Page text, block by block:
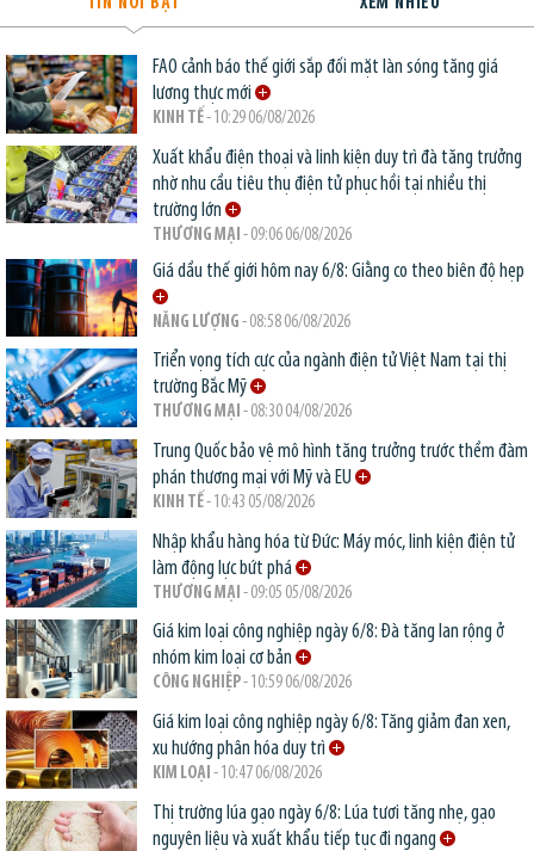
TIN NỔI BẬT XEM NHIỀU
FAO cảnh báo thế giới sắp đối mặt làn sóng tăng giá
lương thực mới
KINH TẾ- 10:29 06/08/2026
Xuất khẩu điện thoại và linh kiện duy trì đà tăng trưởng
nhờ nhu cầu tiêu thụ điện tử phục hồi tại nhiều thị
trường lớn
THƯƠNG MẠI - 09:06 06/08/2026
Giá dầu thế giới hôm nay 6/8: Giằng co theo biên độ hẹp
NĂNG LƯỢNG - 08:58 06/08/2026
Triển vọng tích cực của ngành điện tử Việt Nam tại thị
trường Bắc Mỹ
THƯƠNG MẠI - 08:30 04/08/2026
Trung Quốc bảo vệ mô hình tăng trưởng trước thềm đàm
phán thương mại với Mỹ và EU
KINH TẾ- 10:43 05/08/2026
Nhập khẩu hàng hóa từ Đức: Máy móc, linh kiện điện tử
làm động lực bứt phá
THƯƠNG MẠI - 09:05 05/08/2026
Giá kim loại công nghiệp ngày 6/8: Đà tăng lan rộng ở
nhóm kim loại cơ bản
CÔNG NGHIỆP- 10:59 06/08/2026
Giá kim loại công nghiệp ngày 6/8: Tăng giảm đan xen,
xu hướng phân hóa duy trì
KIM LOẠI - 10:47 06/08/2026
Thị trường lúa gạo ngày 6/8: Lúa tươi tăng nhẹ, gạo
nguyên liệu và xuất khẩu tiếp tục đi ngang